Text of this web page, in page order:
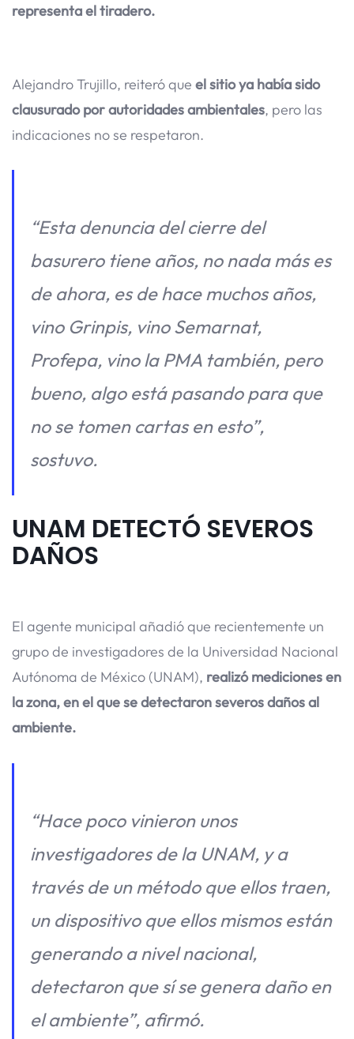
representa el tiradero.
Alejandro Trujillo, reiteró que el sitio ya había sido
clausurado por autoridades ambientales, pero las
indicaciones no se respetaron.
“Esta denuncia del cierre del
basurero tiene años, no nada más es
de ahora, es de hace muchos años,
vino Grinpis, vino Semarnat,
Profepa, vino la PMA también, pero
bueno, algo está pasando para que
no se tomen cartas en esto”,
sostuvo.
UNAM DETECTÓ SEVEROS
DAÑOS
El agente municipal añadió que recientemente un
grupo de investigadores de la Universidad Nacional
Autónoma de México (UNAM), realizó mediciones en
la zona, en el que se detectaron severos daños al
ambiente.
“Hace poco vinieron unos
investigadores de la UNAM, y a
través de un método que ellos traen,
un dispositivo que ellos mismos están
generando a nivel nacional,
detectaron que sí se genera daño en
el ambiente”, afirmó.